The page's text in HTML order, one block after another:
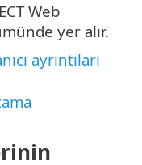
Web
yer alır.
ayrıntıları